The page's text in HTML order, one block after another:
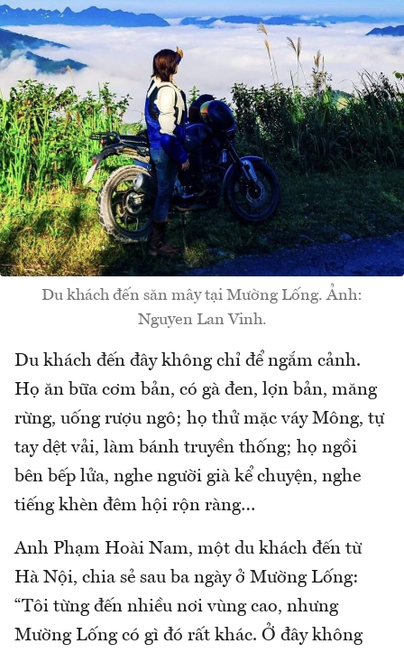
Du khách đến săn mây tại Mường Lống. Ảnh:
Nguyen Lan Vinh.
Du khách đến đây không chỉ để ngắm cảnh.
Họ ăn bữa cơm bản, có gà đen, lợn bản, măng
rừng, uống rượu ngô; họ thử mặc váy Mông, tự
tay dệt vải, làm bánh truyền thống; họ ngồi
bên bếp lửa, nghe người già kể chuyện, nghe
tiếng khèn đêm hội rộn ràng…
Anh Phạm Hoài Nam, một du khách đến từ
Hà Nội, chia sẻ sau ba ngày ở Mường Lống:
“Tôi từng đến nhiều nơi vùng cao, nhưng
Mường Lống có gì đó rất khác. Ở đây không